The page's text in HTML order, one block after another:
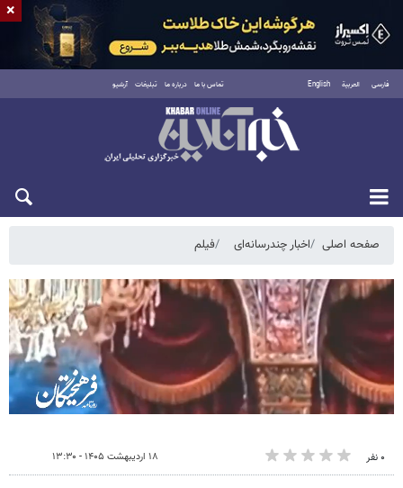
فارسی العربية English تماس با ما درباره ما تبلیغات آرشیو
یکشنبه ۱۸ مرداد ۱۴۰۵
صفحه اصلی اخبار چندرسانه‌ای فیلم
۰ نفر ۱۸ اردیبهشت ۱۴۰۵ - ۱۳:۳۰
×